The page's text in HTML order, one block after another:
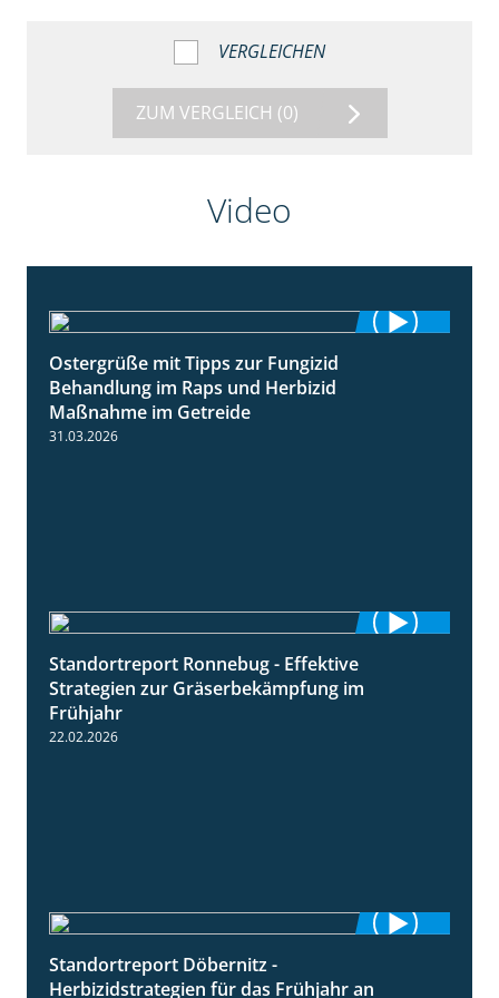
VERGLEICHEN
ZUM VERGLEICH (0)
Video
Ostergrüße mit Tipps zur Fungizid
Behandlung im Raps und Herbizid
Maßnahme im Getreide
31.03.2026
Standortreport Ronnebug - Effektive
Strategien zur Gräserbekämpfung im
Frühjahr
22.02.2026
Standortreport Döbernitz -
Herbizidstrategien für das Frühjahr an